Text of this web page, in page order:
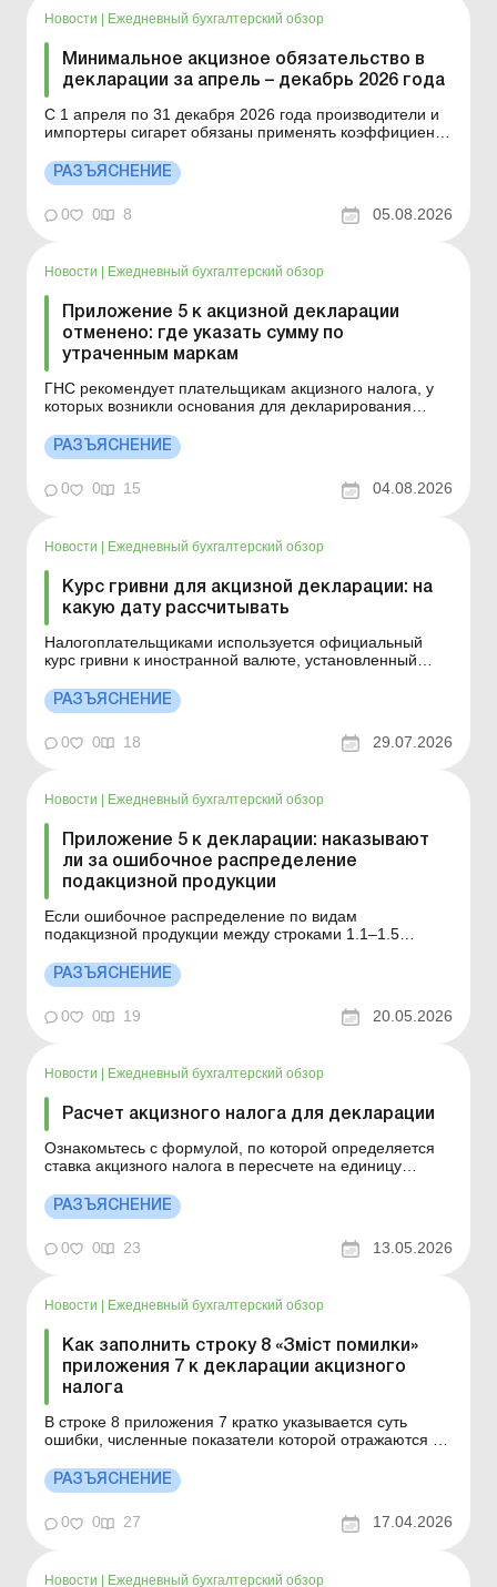
Новости Ежедневный бухгалтерский обзор
Минимальное акцизное обязательство в
декларации за апрель – декабрь 2026 года
С 1 апреля по 31 декабря 2026 года производители и
импортеры сигарет обязаны применять коэффициент
обязательству. Рассмотрим, на кого распространяется
норма, когда применяется коэффициент 1,1
и отражение в отчетности за 2026 год. Больше по
теме:...
РАЗЪЯСНЕНИЕ
0 0 8 05.08.2026
Новости Ежедневный бухгалтерский обзор
Приложение 5 к акцизной декларации
отменено: где указать сумму по
утраченным маркам
ГНС рекомендует плательщикам акцизного налога, у
которых возникли основания для декларирования
налоговой отчетности за февраль – октябрь 2026 года,
отражать такие показатели в приложении 9 к
Декларации, используя показатели, которые
содержалис...
РАЗЪЯСНЕНИЕ
0 0 15 04.08.2026
Новости | Ежедневный бухгалтерский обзор
Курс гривни для акцизной декларации: на
какую дату рассчитывать
Налогоплательщиками используется официальный
курс гривни к иностранной валюте, установленный
на таможенной территории Украины осуществляется
реализация горючего. Детальнее см. ниже. Больше по
...
РАЗЪЯСНЕНИЕ
0 0 18 29.07.2026
Новости | Ежедневный бухгалтерский обзор
Приложение 5 к декларации: наказывают
ли за ошибочное распределение
подакцизной продукции
Если ошибочное распределение по видам
подакцизной продукции между строками 1.1–1.5
КАТЕТТО по графе «Вартість» не повлияло на сумму
налоговых обязательств, финансовая ответственность
не применяется. Детальнее см. ниже. Больше по теме:
...
РАЗЪЯСНЕНИЕ
0 0 19 20.05.2026
Новости Ежедневный бухгалтерский обзор
Расчет акцизного налога для декларации
Ознакомьтесь с формулой, по которой определяется
ставка акцизного налога в пересчете на единицу
декларации акцизного налога. Больше по теме:
Средняя зарплата для лицензиатов – розничных
торговцев подакцизными товарами: (не)однозначные
16/12 т...
РАЗЪЯСНЕНИЕ
0 0 23 13.05.2026
Новости Ежедневный бухгалтерский обзор
Как заполнить строку 8 «Зміст помилки»
приложения 7 к декларации акцизного
налога
В строке 8 приложения 7 кратко указывается суть
ошибки, численные показатели которой отражаются в
декларации акцизного налога. Подробности см. ниже.
Больше по теме: Средняя зарплата для лицензиатов –
розничных торговцев подакцизными товар...
РАЗЪЯСНЕНИЕ
0 0 27 17.04.2026
Новости | Ежедневный бухгалтерский обзор